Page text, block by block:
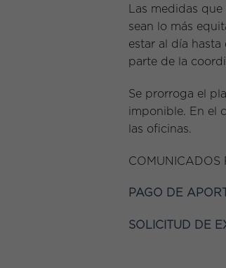
Las medidas
sean lo más
estar al día
parte de la
Se prorroga el
imponible. En el
las oficinas.
COMUNICADOS
PAGO DE
SOLICITUD DE